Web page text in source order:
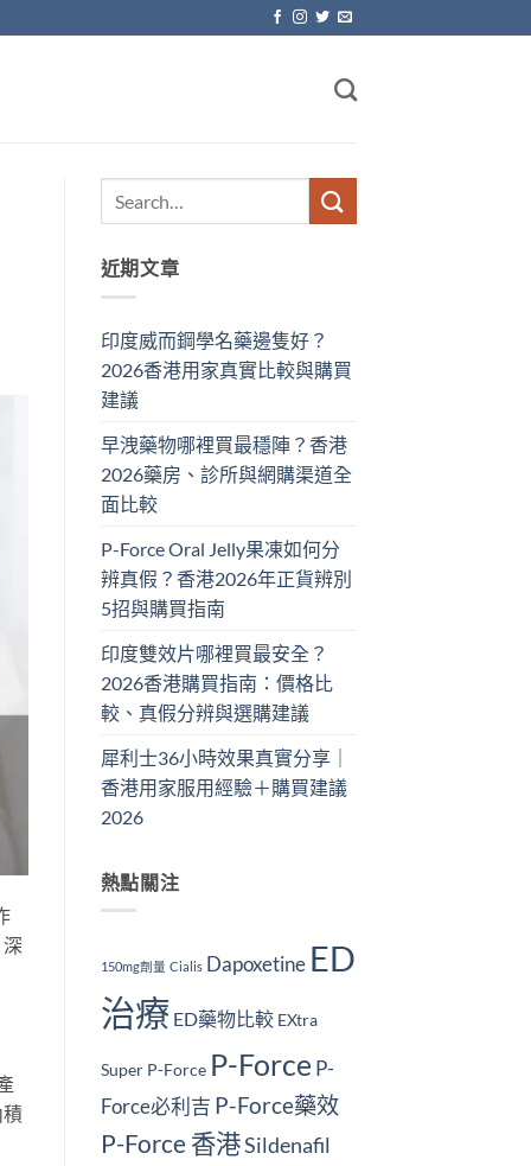
近期文章
印度威而鋼學名藥邊隻好？
2026香港用家真實比較與購買
建議
早洩藥物哪裡買最穩陣？香港
2026藥房、診所與網購渠道全
面比較
P-Force Oral Jelly果凍如何分
辨真假？香港2026年正貨辨別
5招與購買指南
印度雙效片哪裡買最安全？
2026香港購買指南：價格比
較、真假分辨與選購建議
犀利士36小時效果真實分享｜
香港用家服用經驗＋購買建議
2026
熱點關注
150mg劑量 Cialis Dapoxetine ED
治療 ED藥物比較 EXtra
Super P-Force P-Force P-
Force必利吉 P-Force藥效
P-Force 香港Sildenafil